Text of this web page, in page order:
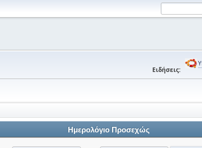
Ειδήσεις:
Ημερολόγιο Προσεχώς